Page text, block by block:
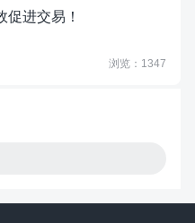
进交易！
浏览：1347